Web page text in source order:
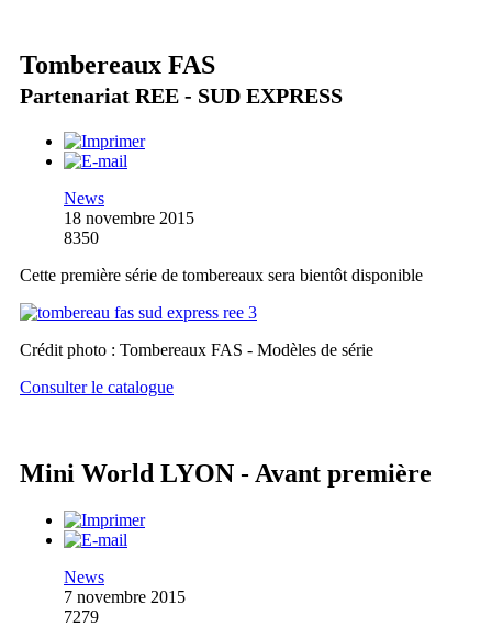
Tombereaux FAS
Partenariat REE - SUD EXPRESS
News
18 novembre 2015
8350
Cette première série de tombereaux sera bientôt disponible
Crédit photo : Tombereaux FAS - Modèles de série
Consulter le catalogue
Mini World LYON - Avant première
News
7 novembre 2015
7279